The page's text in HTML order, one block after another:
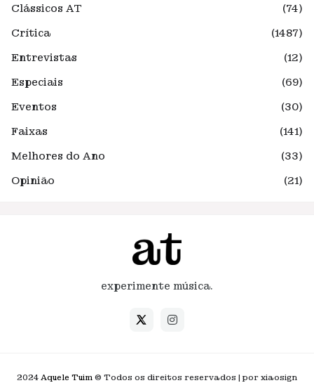
Clássicos AT
(74)
Crítica
(1487)
Entrevistas
(12)
Especiais
(69)
Eventos
(30)
Faixas
(141)
Melhores do Ano
(33)
Opinião
(21)
experimente música.
2024 Aquele Tuim © Todos os direitos reservados | por xiaosign